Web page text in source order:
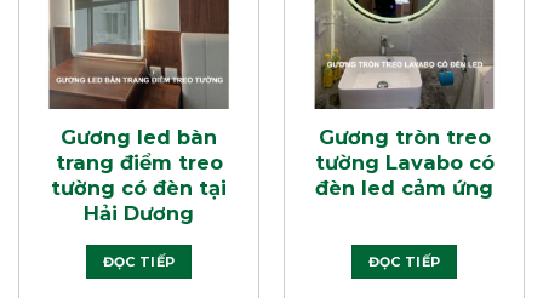
Gương led bàn
trang điểm treo
tường có đèn tại
Hải Dương
ĐỌC TIẾP
Gương tròn treo
tường Lavabo có
đèn led cảm ứng
ĐỌC TIẾP